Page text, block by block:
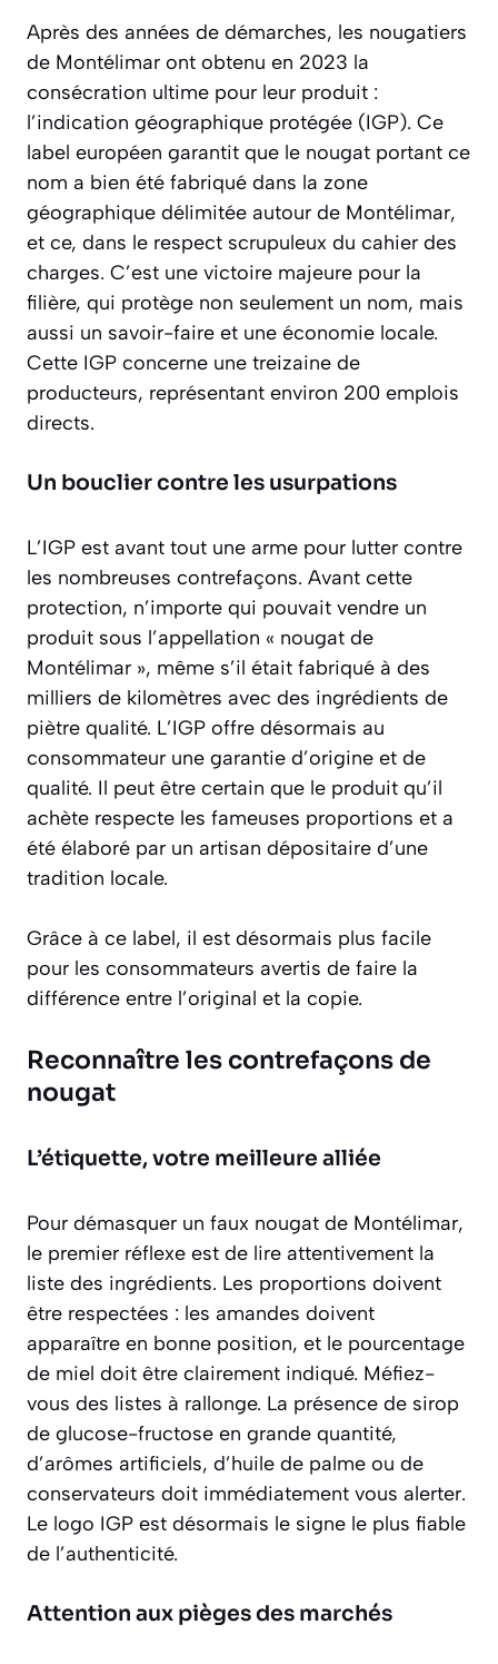
Après des années de démarches, les nougatiers
de Montélimar ont obtenu en 2023 la
consécration ultime pour leur produit :
l’indication géographique protégée (IGP). Ce
label européen garantit que le nougat portant ce
nom a bien été fabriqué dans la zone
géographique délimitée autour de Montélimar,
et ce, dans le respect scrupuleux du cahier des
charges. C’est une victoire majeure pour la
filière, qui protège non seulement un nom, mais
aussi un savoir-faire et une économie locale.
Cette IGP concerne une treizaine de
producteurs, représentant environ 200 emplois
directs.
Un bouclier contre les usurpations
L’IGP est avant tout une arme pour lutter contre
les nombreuses contrefaçons. Avant cette
protection, n’importe qui pouvait vendre un
produit sous l’appellation « nougat de
Montélimar », même s’il était fabriqué à des
milliers de kilomètres avec des ingrédients de
piètre qualité. L’IGP offre désormais au
consommateur une garantie d’origine et de
qualité. Il peut être certain que le produit qu’il
achète respecte les fameuses proportions et a
été élaboré par un artisan dépositaire d’une
tradition locale.
Grâce à ce label, il est désormais plus facile
pour les consommateurs avertis de faire la
différence entre l’original et la copie.
Reconnaître les contrefaçons de
nougat
L’étiquette, votre meilleure alliée
Pour démasquer un faux nougat de Montélimar,
le premier réflexe est de lire attentivement la
liste des ingrédients. Les proportions doivent
être respectées : les amandes doivent
apparaître en bonne position, et le pourcentage
de miel doit être clairement indiqué. Méfiez-
vous des listes à rallonge. La présence de sirop
de glucose-fructose en grande quantité,
d’arômes artificiels, d’huile de palme ou de
conservateurs doit immédiatement vous alerter.
Le logo IGP est désormais le signe le plus fiable
de l’authenticité.
Attention aux pièges des marchés